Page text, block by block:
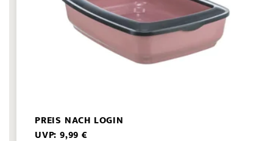
PREIS NACH LOGIN
UVP: 9,99 €